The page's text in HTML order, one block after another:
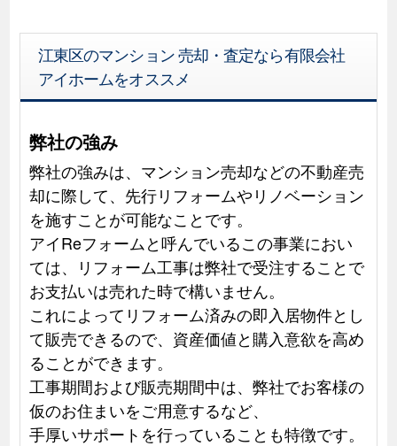
江東区のマンション 売却・査定なら有限会社
アイホームをオススメ
弊社の強み
弊社の強みは、マンション売却などの不動産売
却に際して、先行リフォームやリノベーション
を施すことが可能なことです。
アイReフォームと呼んでいるこの事業におい
ては、リフォーム工事は弊社で受注することで
お支払いは売れた時で構いません。
これによってリフォーム済みの即入居物件とし
て販売できるので、資産価値と購入意欲を高め
ることができます。
工事期間および販売期間中は、弊社でお客様の
仮のお住まいをご用意するなど、
手厚いサポートを行っていることも特徴です。